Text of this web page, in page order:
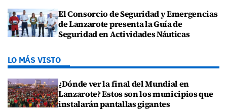
El Consorcio de Seguridad y Emergencias
de Lanzarote presenta la Guía de
Seguridad en Actividades Náuticas
LO MÁS VISTO
¿Dónde ver la final del Mundial en
Lanzarote? Estos son los municipios que
instalarán pantallas gigantes